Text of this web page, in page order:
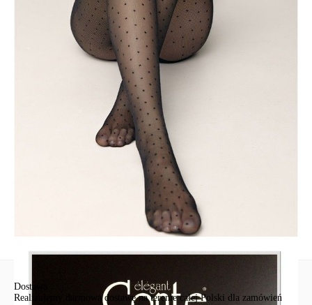
Kolekcja limitowana.
Wyłącznie online w sklepie internetowym Conte.
1001149820020003
poliamid 80%, elastan 20%
Ten produkt nie ma pytań Możesz zadać pytanie, klikając przycisk
Wyślij
Dostawa
Realizujemy darmową dostawę na terenie całej Polski dla zamówień